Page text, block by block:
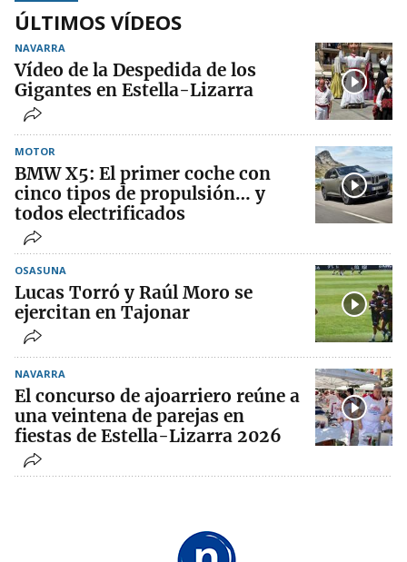
ÚLTIMOS VÍDEOS
NAVARRA
Vídeo de la Despedida de los
Gigantes en Estella-Lizarra
MOTOR
BMW X5: El primer coche con
cinco tipos de propulsión… y
todos electrificados
OSASUNA
Lucas Torró y Raúl Moro se
ejercitan en Tajonar
NAVARRA
El concurso de ajoarriero reúne a
una veintena de parejas en
fiestas de Estella-Lizarra 2026